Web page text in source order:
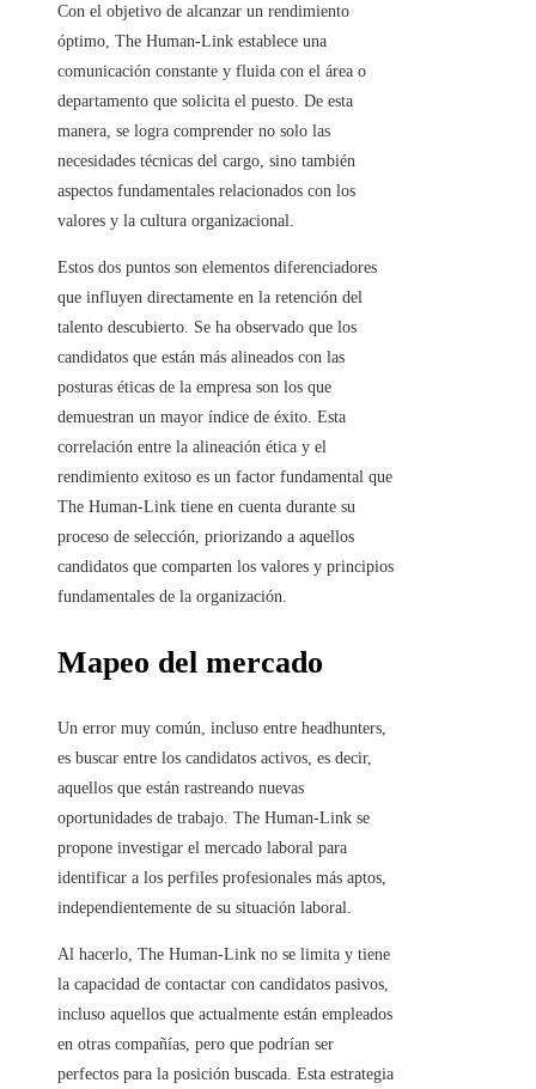
Con el objetivo de alcanzar un rendimiento
óptimo, The Human-Link establece una
comunicación constante y fluida con el área o
departamento que solicita el puesto. De esta
manera, se logra comprender no solo las
necesidades técnicas del cargo, sino también
aspectos fundamentales relacionados con los
valores y la cultura organizacional.
Estos dos puntos son elementos diferenciadores
que influyen directamente en la retención del
talento descubierto. Se ha observado que los
candidatos que están más alineados con las
posturas éticas de la empresa son los que
demuestran un mayor índice de éxito. Esta
correlación entre la alineación ética y el
rendimiento exitoso es un factor fundamental que
The Human-Link tiene en cuenta durante su
proceso de selección, priorizando a aquellos
candidatos que comparten los valores y principios
fundamentales de la organización.
Mapeo del mercado
Un error muy común, incluso entre headhunters,
es buscar entre los candidatos activos, es decir,
aquellos que están rastreando nuevas
oportunidades de trabajo. The Human-Link se
propone investigar el mercado laboral para
identificar a los perfiles profesionales más aptos,
independientemente de su situación laboral.
Al hacerlo, The Human-Link no se limita y tiene
la capacidad de contactar con candidatos pasivos,
incluso aquellos que actualmente están empleados
en otras compañías, pero que podrían ser
perfectos para la posición buscada. Esta estrategia